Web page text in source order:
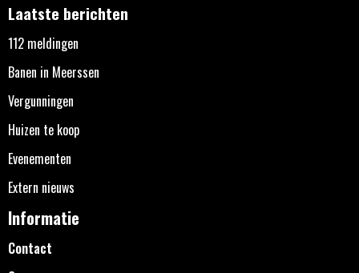
Laatste berichten
112 meldingen
Banen in Meerssen
Vergunningen
Huizen te koop
Evenementen
Extern nieuws
Informatie
Contact